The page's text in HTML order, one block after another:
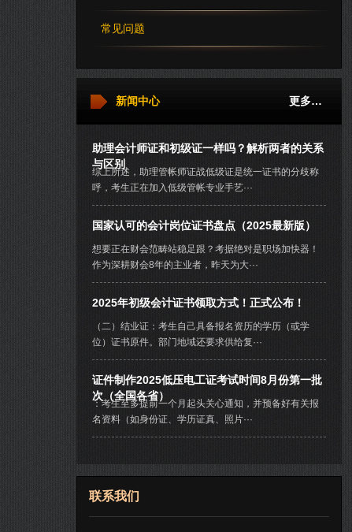
常见问题
更多…
新闻中心
助理会计师证和初级证一样吗？解析两者的关系
与区别
综上所述，助理管帐师证战低级证是统一证书的分歧称
呼，考生正在加入低级管帐专业手艺···
国家认可的会计岗位证书盘点（2025最新版）
想要正在财会范畴站稳足跟？考据绝对是职场加快器！
作为深耕财会8年的主业者，昨天为大···
2025年初级会计证书领取方式！正式公布！
（二）结业证：考生自己具备报名资历的学历（或学
位）证书原件。部门地域还要求供给复···
证件制作2025低压电工证考试时间8月份第一批
次（全国各省）
：考生至多提前一个月起头关心通知，并预备好有关报
名资料（如身份证、学历证真、照片···
联系我们